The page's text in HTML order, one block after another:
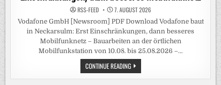
RSS-FEED 7. AUGUST 2026
Vodafone GmbH [Newsroom] PDF Download Vodafone baut
in Neckarsulm: Erst Einschränkungen, dann besseres
Mobilfunknetz – Bauarbeiten an der örtlichen
Mobilfunkstation von 10.08. bis 25.08.2026 –…
CONTINUE READINGVODAFONE
BAUT
IN